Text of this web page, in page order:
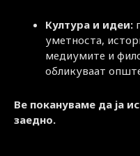
Култура и идеи:
уметноста,
медиумите и
обликуваат
Ве покануваме да ја
заедно.